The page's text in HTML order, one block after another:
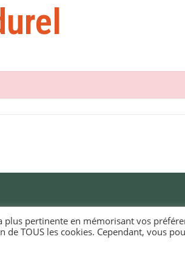
HORAIRES
pertinente en mémorisant vos
TOUS les cookies. Cependant, vous